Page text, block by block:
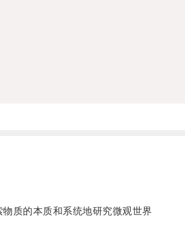
质的本质和系统地研究微观世界